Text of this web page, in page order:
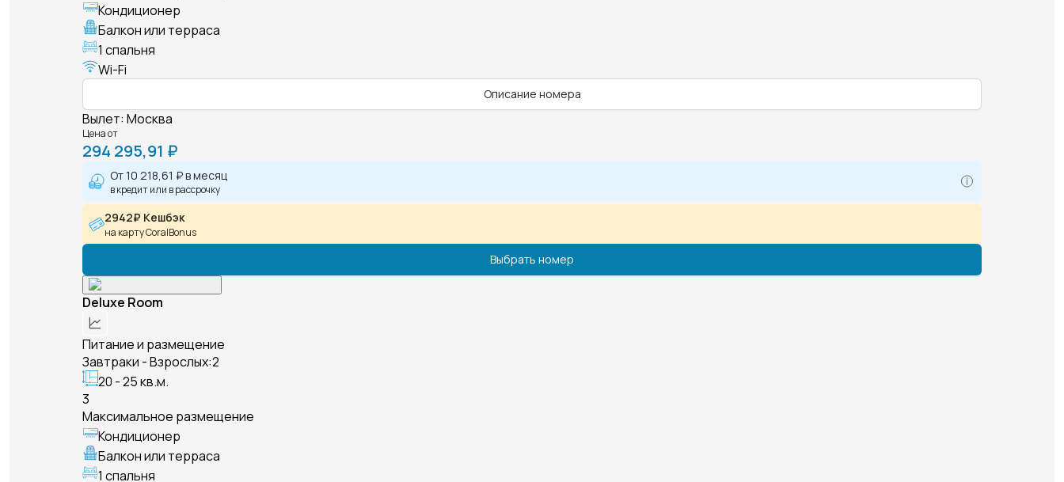
Кондиционер
Балкон или терраса
1 спальня
Wi-Fi
Описание номера
Вылет: Москва
Цена от
294 295,91 ₽
От10 218,61 ₽в месяц
в кредит или в рассрочку
2942₽ Кешбэк
на карту CoralBonus
Выбрать номер
Deluxe Room
Питание и размещение
Завтраки - Взрослых:2
20 - 25 кв.м.
3
Максимальное размещение
Кондиционер
Балкон или терраса
1 спальня